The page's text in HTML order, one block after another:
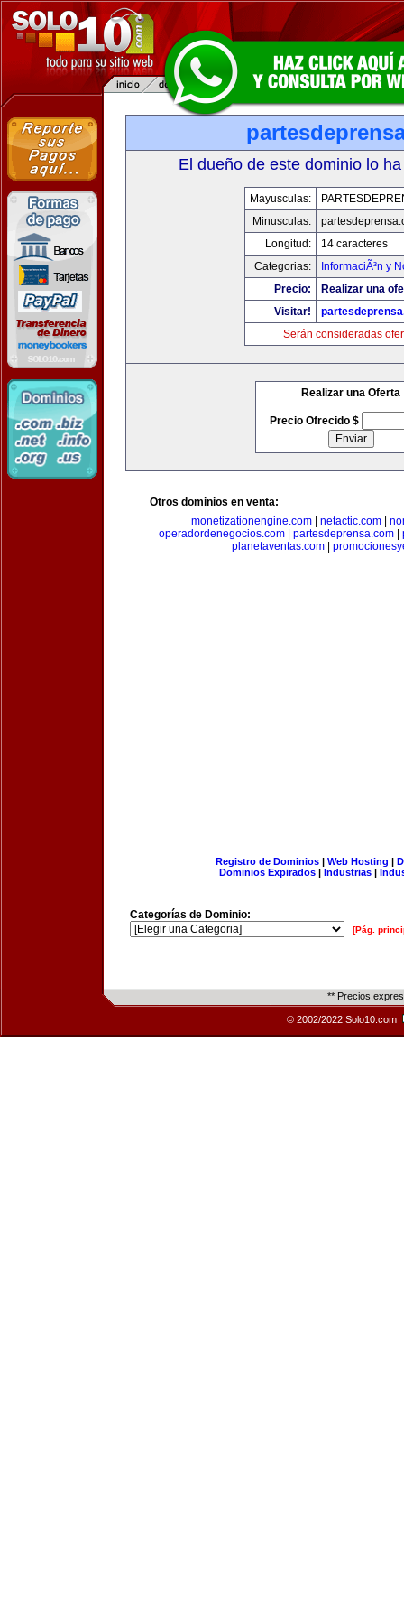
El dueño de este dominio lo
Mayusculas:
Minusculas:
Longitud:
14 caracteres
Categorias:
InformaciÃ³n y
Precio:
Realizar una
Visitar!
Serán consideradas
Realizar una Oferta
Precio Ofrecido $
Otros dominios en venta:
monetizationengine.com| netactic.com|
operadordenegocios.com
partesdeprensa.com
planetaventas.com
Registro de Dominios| Web Hosting |
Dominios Expirados | Industrias |
Categorías de Dominio:
[Pág.
** Precios
© 2002/2022 Solo10.com